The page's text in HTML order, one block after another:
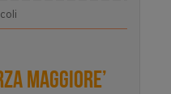
maggiore’